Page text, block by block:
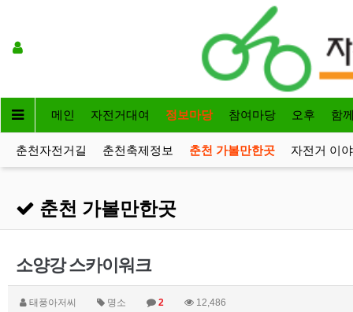
메인 자전거대여 정보마당 참여마당 오후 함
춘천자전거길 춘천축제정보 춘천 가볼만한곳 자전거 이
춘천 가볼만한곳
소양강 스카이워크
태풍아저씨 명소 2 12,486